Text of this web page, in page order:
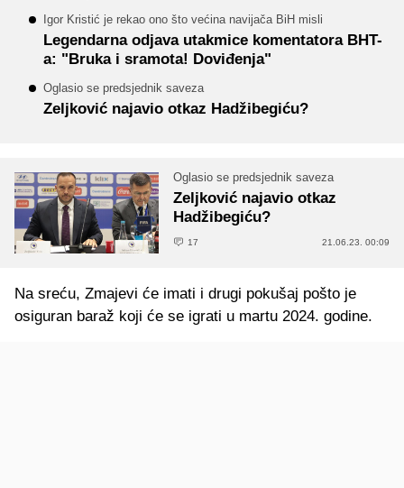
Igor Kristić je rekao ono što većina navijača BiH misli
Legendarna odjava utakmice komentatora BHT-
a: "Bruka i sramota! Doviđenja"
Oglasio se predsjednik saveza
Zeljković najavio otkaz Hadžibegiću?
Oglasio se predsjednik saveza
Zeljković najavio otkaz
Hadžibegiću?
17 21.06.23. 00:09
Na sreću, Zmajevi će imati i drugi pokušaj pošto je
osiguran baraž koji će se igrati u martu 2024. godine.